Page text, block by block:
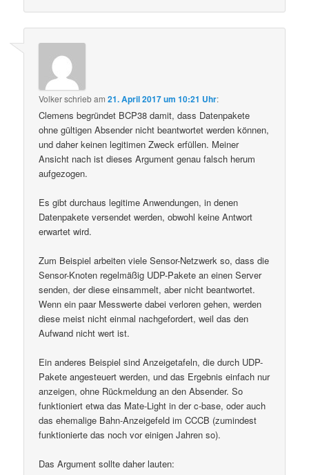
Volkerschriebam21. April 2017 um 10:21 Uhr:
Clemens begründet BCP38 damit, dass Datenpakete
ohne gültigen Absender nicht beantwortet werden können,
und daher keinen legitimen Zweck erfüllen. Meiner
Ansicht nach ist dieses Argument genau falsch herum
aufgezogen.
Es gibt durchaus legitime Anwendungen, in denen
Datenpakete versendet werden, obwohl keine Antwort
erwartet wird.
Zum Beispiel arbeiten viele Sensor-Netzwerk so, dass die
Sensor-Knoten regelmäßig UDP-Pakete an einen Server
senden, der diese einsammelt, aber nicht beantwortet.
Wenn ein paar Messwerte dabei verloren gehen, werden
diese meist nicht einmal nachgefordert, weil das den
Aufwand nicht wert ist.
Ein anderes Beispiel sind Anzeigetafeln, die durch UDP-
Pakete angesteuert werden, und das Ergebnis einfach nur
anzeigen, ohne Rückmeldung an den Absender. So
funktioniert etwa das Mate-Light in der c-base, oder auch
das ehemalige Bahn-Anzeigefeld im CCCB (zumindest
funktionierte das noch vor einigen Jahren so).
Das Argument sollte daher lauten: